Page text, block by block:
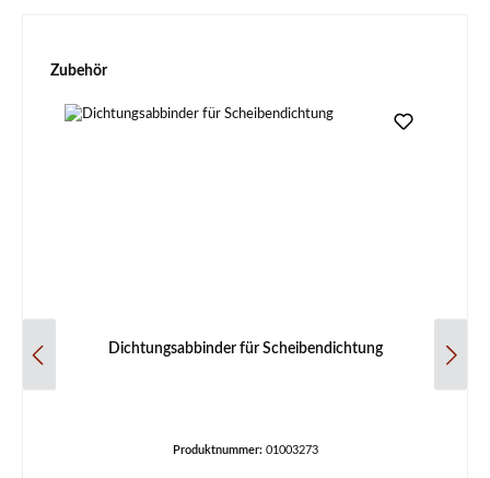
Produktgalerie überspringen
Zubehör
Dichtungsabbinder für Scheibendichtung
Produktnummer: 01003273